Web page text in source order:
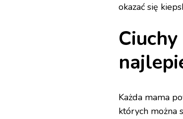
okazać się
Każda mama
których można